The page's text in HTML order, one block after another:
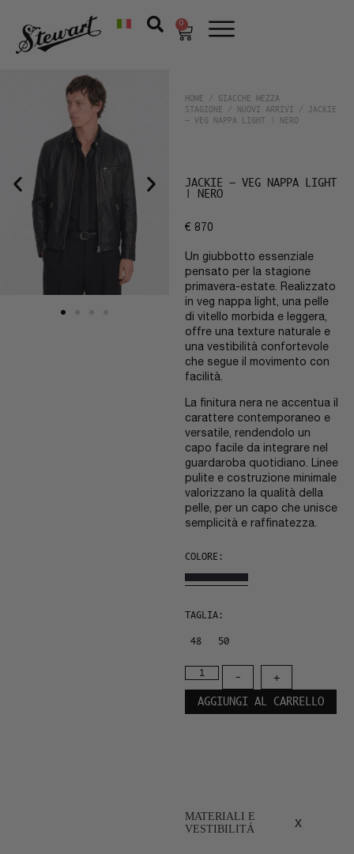
0
HOME /
GIACCHE MEZZA
STAGIONE / NUOVI ARRIVI / JACKIE
– VEG NAPPA LIGHT | NERO
JACKIE – VEG NAPPA LIGHT
| NERO
€ 870
Un giubbotto essenziale
pensato per la stagione
primavera-estate. Realizzato
in veg nappa light, una pelle
di vitello morbida e leggera,
offre una texture naturale e
una vestibilità confortevole
che segue il movimento con
facilità.
La finitura nera ne accentua il
carattere contemporaneo e
versatile, rendendolo un
capo facile da integrare nel
guardaroba quotidiano. Linee
pulite e costruzione minimale
valorizzano la qualità della
pelle, per un capo che unisce
semplicità e raffinatezza.
COLORE:
TAGLIA:
48 50
-
+
AGGIUNGI AL CARRELLO
MATERIALI E
VESTIBILITÁ
x